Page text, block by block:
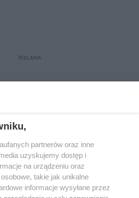
REKLAMA
Regulamin
Dystrybucja
Polityka Prywatności
partnerów oraz inne
uzyskujemy dostęp i
na urządzeniu oraz
takie jak unikalne
informacje wysyłane przez